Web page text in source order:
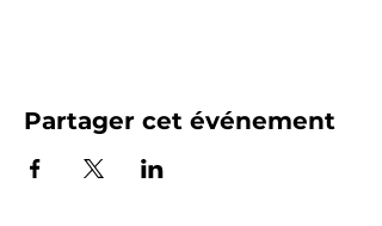
Partager cet événement